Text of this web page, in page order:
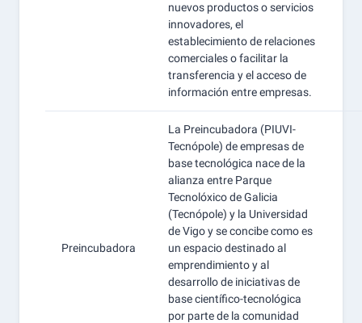
nuevos productos o servicios
innovadores, el
establecimiento de relaciones
comerciales o facilitar la
transferencia y el acceso de
información entre empresas.
Preincubadora
La Preincubadora (PIUVI-
Tecnópole) de empresas de
base tecnológica nace de la
alianza entre Parque
Tecnolóxico de Galicia
(Tecnópole) y la Universidad
de Vigo y se concibe como es
un espacio destinado al
emprendimiento y al
desarrollo de iniciativas de
base científico-tecnológica
por parte de la comunidad